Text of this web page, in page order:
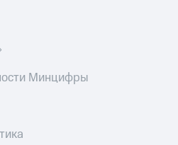
Минцифры